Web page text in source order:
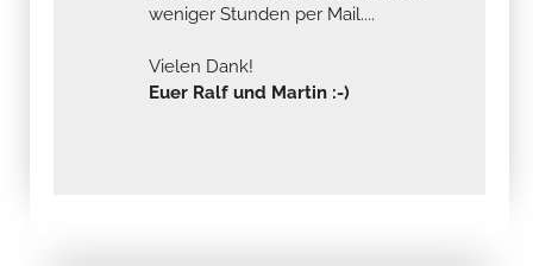
weniger Stunden per Mail....
Vielen Dank!
Euer Ralf und Martin :-)